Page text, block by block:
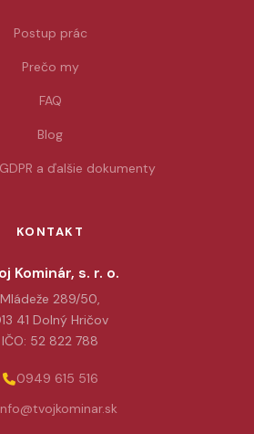
Postup prác
Prečo my
FAQ
Blog
a ďalšie dokumenty
KONTAKT
Kominár, s. r. o.
Mládeže 289/50,
41 Dolný Hričov
IČO: 52 822 788
0949 615 516